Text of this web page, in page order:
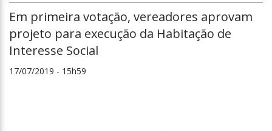
Em primeira votação, vereadores aprovam
projeto para execução da Habitação de
Interesse Social
17/07/2019 - 15h59